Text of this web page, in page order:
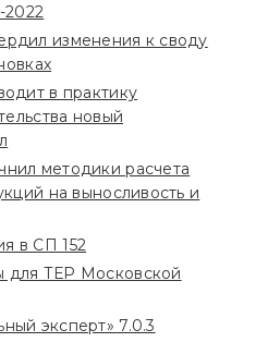
изменения к своду
в практику
новый
методики расчета
на выносливость и
в СП 152
для ТЕР Московской
эксперт» 7.0.3